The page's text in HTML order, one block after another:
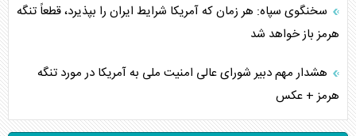
سخنگوی سپاه: هر زمان که آمریکا شرایط ایران را بپذیرد، قطعاً تنگه
هرمز باز خواهد شد
هشدار مهم دبیر شورای عالی امنیت ملی به آمریکا در مورد تنگه
هرمز + عکس